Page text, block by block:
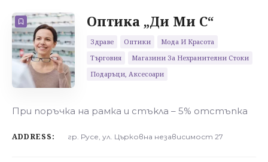
БРОЙ 10 Оптика „Ди Ми С“
Здраве Оптики
Мода И Красота
Търговия
Магазини За Нехранителни Стоки
Подаръци, Аксесоари
При поръчка на рамка и стъkла – 5% отстъпка
ADDRESS: гр. Русе, ул. Църковна независимост 27